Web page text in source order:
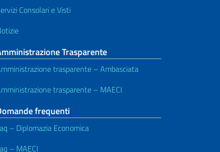
Consolari e Visti
Trasparente
trasparente – Ambasciata
trasparente – MAECI
frequenti
– Diplomazia Economica
– MAECI